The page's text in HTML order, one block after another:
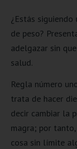
¿Estás
de peso?
adelgazar sin
salud.
Regla número
trata de hacer
decir cambiar la
magra; por
cosa sin límite